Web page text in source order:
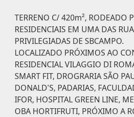
TERRENO C/ 420m², RODEADO
RESIDENCIAIS EM UMA DAS
PRIVILEGIADAS DE SBCAMPO.
LOCALIZADO PRÓXIMOS AO
RESIDENCIAL VILAGGIO DI
SMART FIT, DROGRARIA SÃO
DONALD'S, PADARIAS,
IFOR, HOSPITAL GREEN LINE,
OBA HORTIFRUTI, PRÓXIMO A